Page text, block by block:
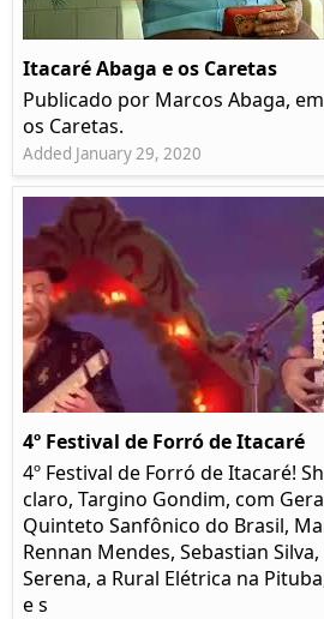
Itacaré Abaga e os Caretas
Publicado por Marcos Abaga,
os Caretas.
Added January 29, 2020
4º Festival de Forró de Itacaré
4º Festival de Forró de Itacaré!
claro, Targino Gondim, com
Quinteto Sanfônico do Brasil,
Rennan Mendes, Sebastian
Serena, a Rural Elétrica na
e s